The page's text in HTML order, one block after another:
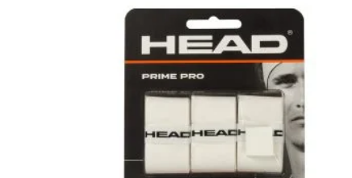
Aggiungi
alla lista
desideri